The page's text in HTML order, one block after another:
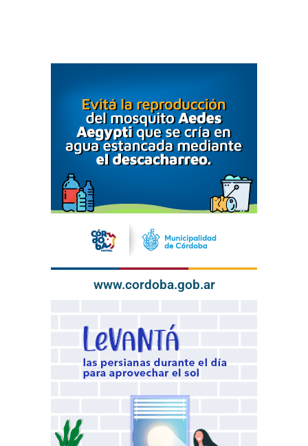
www.cordoba.gob.ar